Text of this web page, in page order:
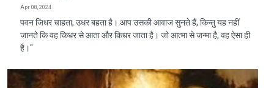
Apr 08, 2024
पवन जिधर चाहता, उधर बहता है। आप उसकी आवाज सुनते हैं, किन्तु यह नहीं
जानते कि वह किधर से आता और किधर जाता है। जो आत्मा से जन्मा है, वह ऐसा ही
है।"